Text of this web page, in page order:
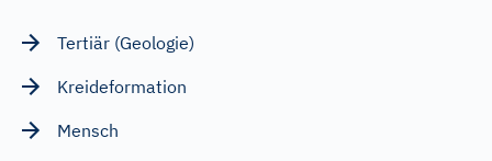
Tertiär (Geologie)
Kreideformation
Mensch